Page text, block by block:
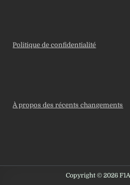
Politique de confidentialité
À propos des récents changements
Copyright © 2026